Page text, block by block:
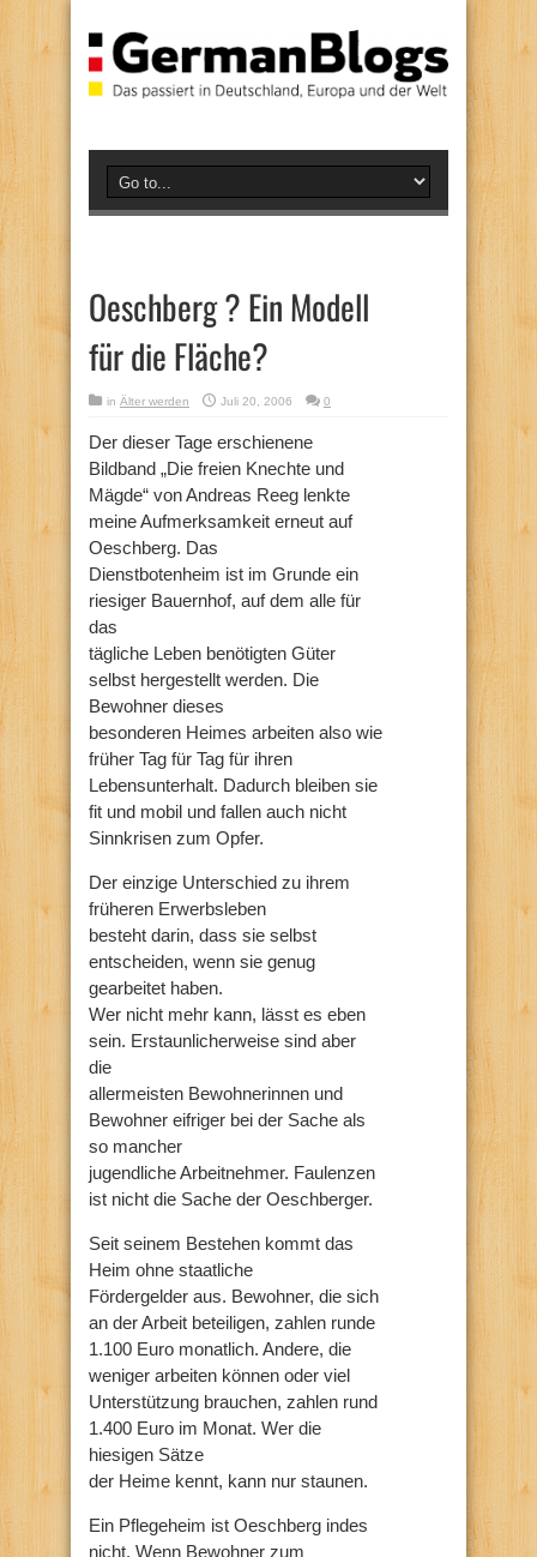
Oeschberg ? Ein Modell
für die Fläche?
in Älter werden Juli 20, 2006 0
Der dieser Tage erschienene
Bildband „Die freien Knechte und
Mägde“ von Andreas Reeg lenkte
meine Aufmerksamkeit erneut auf
Oeschberg. Das
Dienstbotenheim ist im Grunde ein
riesiger Bauernhof, auf dem alle für
das
tägliche Leben benötigten Güter
selbst hergestellt werden. Die
Bewohner dieses
besonderen Heimes arbeiten also wie
früher Tag für Tag für ihren
Lebensunterhalt. Dadurch bleiben sie
fit und mobil und fallen auch nicht
Sinnkrisen zum Opfer.
Der einzige Unterschied zu ihrem
früheren Erwerbsleben
besteht darin, dass sie selbst
entscheiden, wenn sie genug
gearbeitet haben.
Wer nicht mehr kann, lässt es eben
sein. Erstaunlicherweise sind aber
die
allermeisten Bewohnerinnen und
Bewohner eifriger bei der Sache als
so mancher
jugendliche Arbeitnehmer. Faulenzen
ist nicht die Sache der Oeschberger.
Seit seinem Bestehen kommt das
Heim ohne staatliche
Fördergelder aus. Bewohner, die sich
an der Arbeit beteiligen, zahlen runde
1.100 Euro monatlich. Andere, die
weniger arbeiten können oder viel
Unterstützung brauchen, zahlen rund
1.400 Euro im Monat. Wer die
hiesigen Sätze
der Heime kennt, kann nur staunen.
Ein Pflegeheim ist Oeschberg indes
nicht. Wenn Bewohner zum